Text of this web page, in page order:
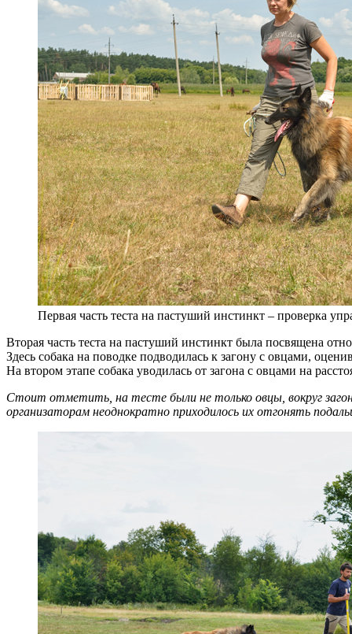
Первая часть теста на пастуший инстинкт – проверка
Вторая часть теста на пастуший инстинкт была посвящена
Здесь собака на поводке подводилась к загону с овцами,
На втором этапе собака уводилась от загона с овцами на
Стоит отметить, на тесте были не только овцы, вокруг
организаторам неоднократно приходилось их отгонять